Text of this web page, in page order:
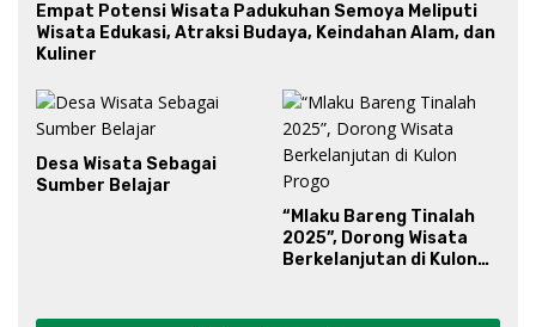
Empat Potensi Wisata Padukuhan Semoya Meliputi
Wisata Edukasi, Atraksi Budaya, Keindahan Alam, dan
Kuliner
Desa Wisata Sebagai
Sumber Belajar
“Mlaku Bareng Tinalah
2025”, Dorong Wisata
Berkelanjutan di Kulon